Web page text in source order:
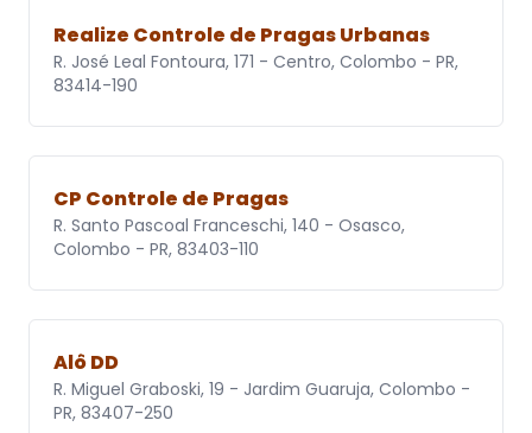
Realize Controle de Pragas Urbanas
R. José Leal Fontoura, 171 - Centro, Colombo - PR,
83414-190
CP Controle de Pragas
R. Santo Pascoal Franceschi, 140 - Osasco,
Colombo - PR, 83403-110
Alô DD
R. Miguel Graboski, 19 - Jardim Guaruja, Colombo -
PR, 83407-250